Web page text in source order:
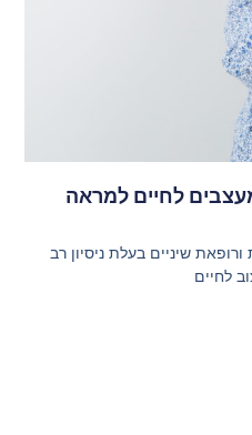
לחיים למראה
שיניים בעלת ניסיון רב
לחיים